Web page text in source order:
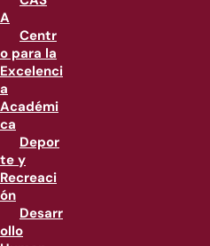
A
Centr
o para la
Excelenci
a
Académi
ca
Depor
te y
Recreaci
ón
Desarr
ollo